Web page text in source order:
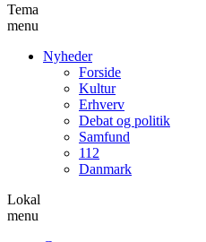
Tema
menu
Nyheder
Forside
Kultur
Erhverv
Debat og politik
Samfund
112
Danmark
Lokal
menu